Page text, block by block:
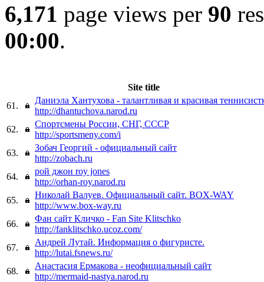
6,171 page views per 90
00:00.
Site title
61.
Даниэла Хантухова - талантливая и красивая
http://dhantuchova.narod.ru
62.
Спортсмены России, СНГ, СССР
http://sportsmeny.com/i
63.
Зобач Георгий - официальный сайт
http://zobach.ru
64.
рой джон roy jones
http://orhan-roy.narod.ru
65.
Николай Валуев. Официальный сайт. BOX-WAY
http://www.box-way.ru
66.
Фан сайт Кличко - Fan Site Klitschko
http://fanklitschko.ucoz.com/
67.
Андрей Лутай. Информация о фигуристе.
http://lutai.fsnews.ru/
68.
Анастасия Ермакова - неофициальный сайт
http://mermaid-nastya.narod.ru